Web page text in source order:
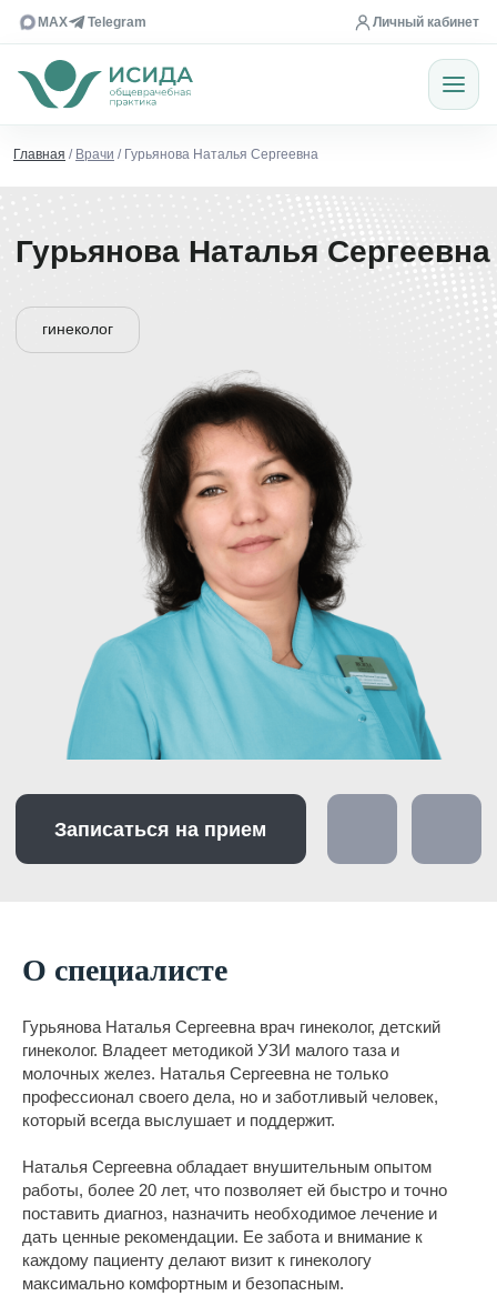
MAX Telegram Личный кабинет
Главная / Врачи / Гурьянова Наталья Сергеевна
Записаться на прием
О специалисте
Гурьянова Наталья Сергеевна врач гинеколог, детский
гинеколог. Владеет методикой УЗИ малого таза и
молочных желез. Наталья Сергеевна не только
профессионал своего дела, но и заботливый человек,
который всегда выслушает и поддержит.
Наталья Сергеевна обладает внушительным опытом
работы, более 20 лет, что позволяет ей быстро и точно
поставить диагноз, назначить необходимое лечение и
дать ценные рекомендации. Ее забота и внимание к
каждому пациенту делают визит к гинекологу
максимально комфортным и безопасным.